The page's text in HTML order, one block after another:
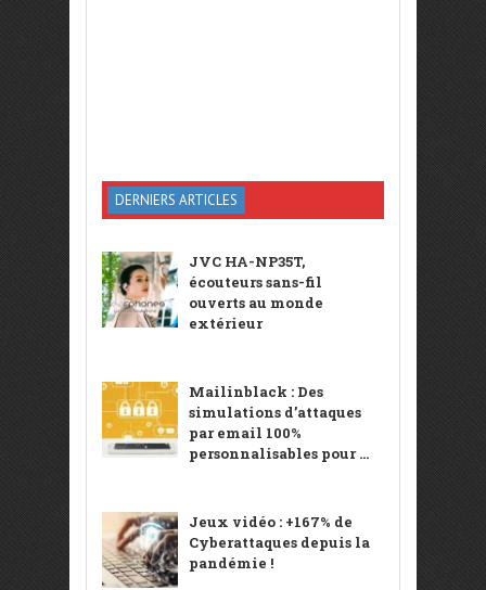
DERNIERS ARTICLES
JVC HA-NP35T,
écouteurs sans-fil
ouverts au monde
extérieur
Mailinblack : Des
simulations d’attaques
par email 100%
personnalisables pour ...
Jeux vidéo : +167% de
Cyberattaques depuis la
pandémie !